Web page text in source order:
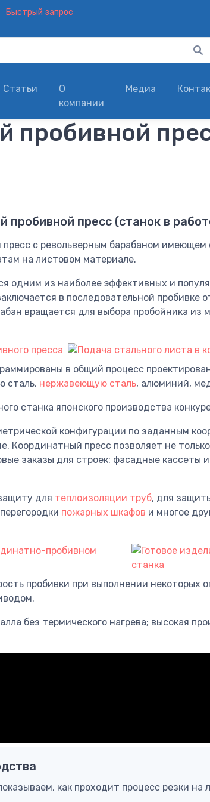
Быстрый запрос
Статьи
О
компании
Медиа
пробивной
пробивной пресс (станок в
пресс с револьверным барабаном
на листовом материале.
одним из наиболее эффективных и
в последовательной пробивке
вращается для выбора пробойника
в общий процесс
сталь, нержавеющую сталь, алюминий,
станка японского производства
конфигурации по заданным
Координатный пресс позволяет не
заказы для строек: фасадные кассеты
для теплоизоляции труб, для
пожарных шкафов и многое
пробивки при выполнении некоторых
без термического нагрева; высокая
как проходит процесс резки на